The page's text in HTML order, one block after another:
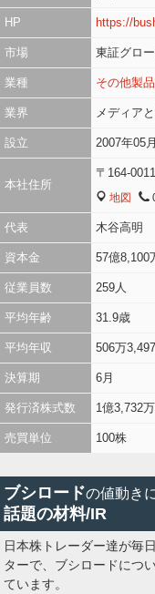
HP https://
市場 東証グロ
業種 その他製品
業界 メディア
設立 2007年05
本社住所
〒164-
MAP
地図
代表 木谷高明
資本金 57億8,100
従業員数 259人
平均年齢 31.9歳
平均年収 506万
決算期 6月
発行済株式数 1億3,732
売買単位 100株
ブシロードの値動き
話題の材料/IR
日本株トレーダー達が毎
ターで、ブシロードにつ
ています。